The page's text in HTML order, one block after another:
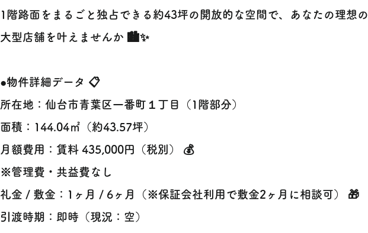
1階路面をまるごと独占できる約43坪の開放的な空間で、あなたの理想の
大型店舗を叶えませんか 🏙️✨
●物件詳細データ 📋
所在地：仙台市青葉区一番町１丁目（1階部分）
面積：144.04㎡（約43.57坪）
月額費用：賃料 435,000円（税別） 💰
※管理費・共益費なし
礼金 / 敷金：1ヶ月 / 6ヶ月（※保証会社利用で敷金2ヶ月に相談可） 🎁
引渡時期：即時（現況：空）